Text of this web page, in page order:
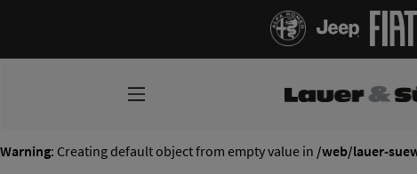
Warning: Creating default object from empty value in /web/lauer-